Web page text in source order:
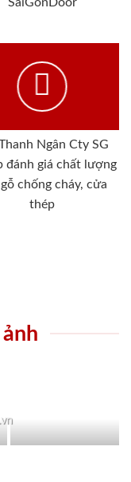
Ngân Cty SG
đánh giá chất lượng
chống cháy, cửa
thép